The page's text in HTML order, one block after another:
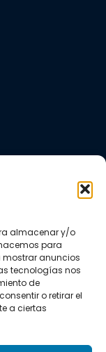
almacenar y/o
para
mostrar anuncios
tecnologías nos
de
o retirar el
a ciertas